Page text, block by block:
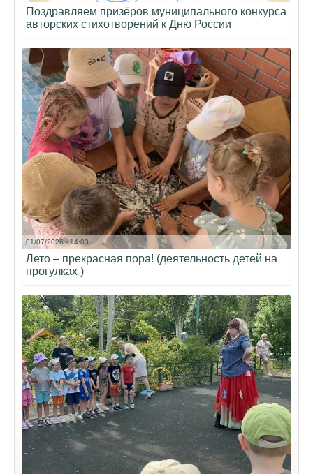
Поздравляем призёров муниципального конкурса
авторских стихотворений к Дню России
01/07/2026 - 14:03
Лето – прекрасная пора! (деятельность детей на
прогулках )